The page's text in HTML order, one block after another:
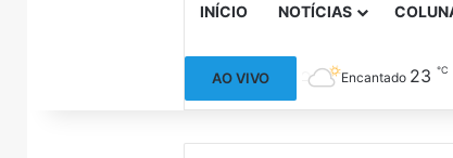
INÍCIO NOTÍCIAS
AO VIVO Encantado 23℃